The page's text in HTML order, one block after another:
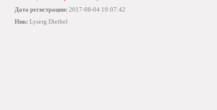
Дата регистрации: 2017-08-04 19:07:42
Ник: Lyserg Diethel